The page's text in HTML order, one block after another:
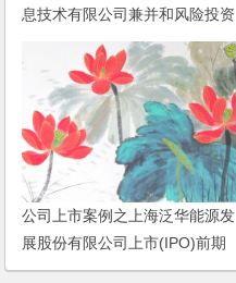
息技术有限公司兼并和风险投资
公司上市案例之上海泛华能源发
展股份有限公司上市(IPO)前期
法律服务